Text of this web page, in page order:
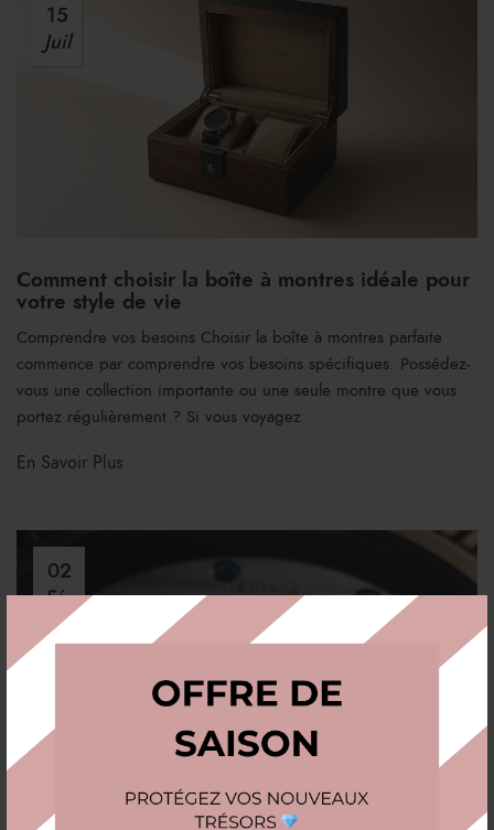
15
Juil
Comment choisir la boîte à montres idéale pour
votre style de vie
Comprendre vos besoins Choisir la boîte à montres parfaite
commence par comprendre vos besoins spécifiques. Possédez-
vous une collection importante ou une seule montre que vous
portez régulièrement ? Si vous voyagez
En Savoir Plus
02
Fév